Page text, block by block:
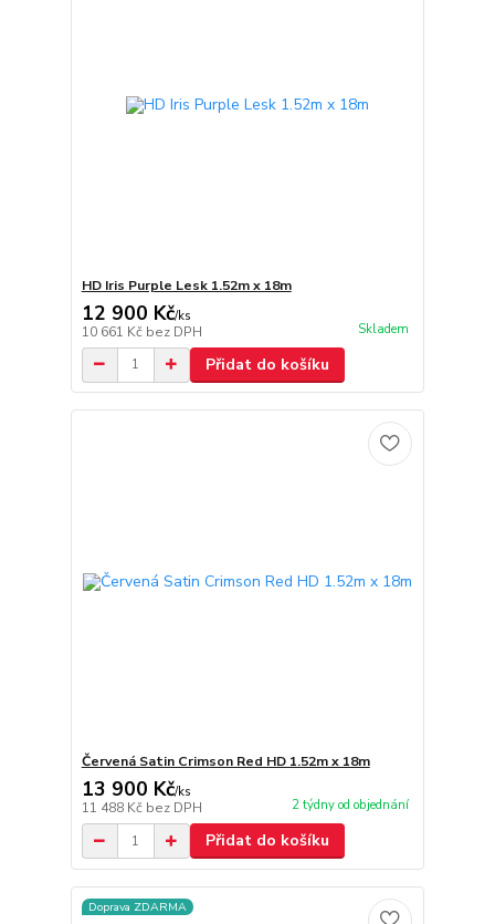
HD Iris Purple Lesk 1.52m x 18m
12 900 Kč/ks
10 661 Kč bez DPH Skladem
Přidat do košíku
Červená Satin Crimson Red HD 1.52m x 18m
13 900 Kč/ks
11 488 Kč bez DPH 2 týdny od objednání
Přidat do košíku
Doprava ZDARMA